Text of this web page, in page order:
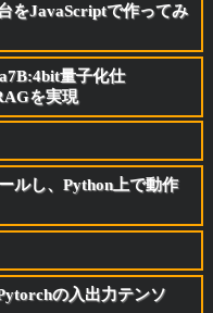
をJavaScriptで作ってみ
量子化仕
を実現
ルし、Python上で動作
の入出力テンソ